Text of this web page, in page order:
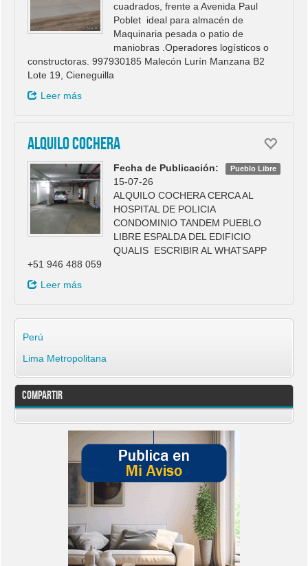
cuadrados, frente a Avenida Paul
Poblet ideal para almacén de
Maquinaria pesada o patio de
maniobras .Operadores logísticos o
constructoras. 997930185 Malecón Lurín Manzana B2
Lote 19, Cieneguilla
Leer más
ALQUILO COCHERA
Pueblo Libre
Fecha de Publicación:
15-07-26
ALQUILO COCHERA CERCA AL
HOSPITAL DE POLICIA
CONDOMINIO TANDEM PUEBLO
LIBRE ESPALDA DEL EDIFICIO
QUALIS ESCRIBIR AL WHATSAPP
+51 946 488 059
Leer más
Perú
Lima Metropolitana
Compartir